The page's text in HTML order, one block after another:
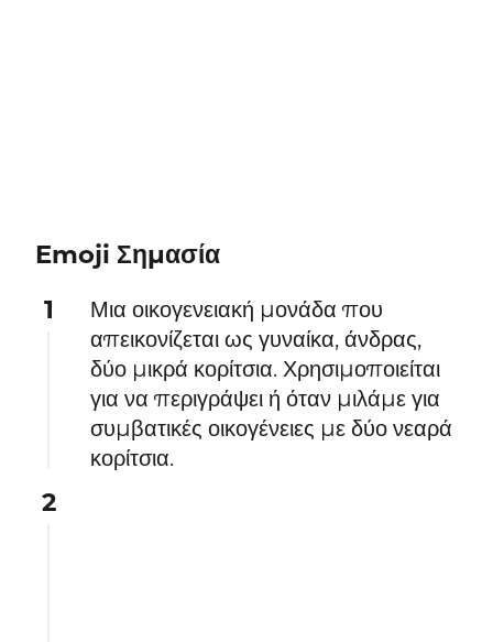
Emoji Σημασία
1
Μια οικογενειακή μονάδα που
απεικονίζεται ως γυναίκα, άνδρας,
δύο μικρά κορίτσια. Χρησιμοποιείται
για να περιγράψει ή όταν μιλάμε για
συμβατικές οικογένειες με δύο νεαρά
κορίτσια.
2